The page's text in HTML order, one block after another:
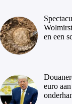
en een
euro